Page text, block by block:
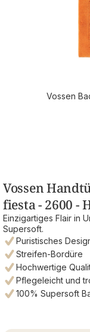
Vossen
Vossen
fiesta - 2600 -
Einzigartiges Flair in
Supersoft.
Puristisches
Streifen-Bordüre
Hochwertige
Pflegeleicht und
100% Supersoft